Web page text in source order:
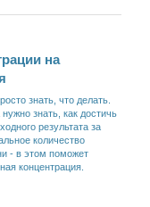
на
знать, что делать.
нужно знать, как достичь
результата за
количество
- в этом поможет
концентрация.